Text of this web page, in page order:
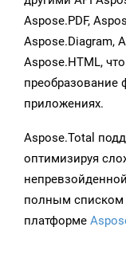
Aspose.PDF,
Aspose.Diagram,
Aspose.HTML,
приложениях.
Aspose.Total
оптимизируя
полным
платформе